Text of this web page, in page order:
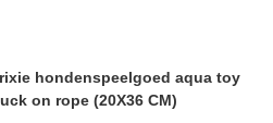
hondenspeelgoed aqua toy
on rope (20X36 CM)